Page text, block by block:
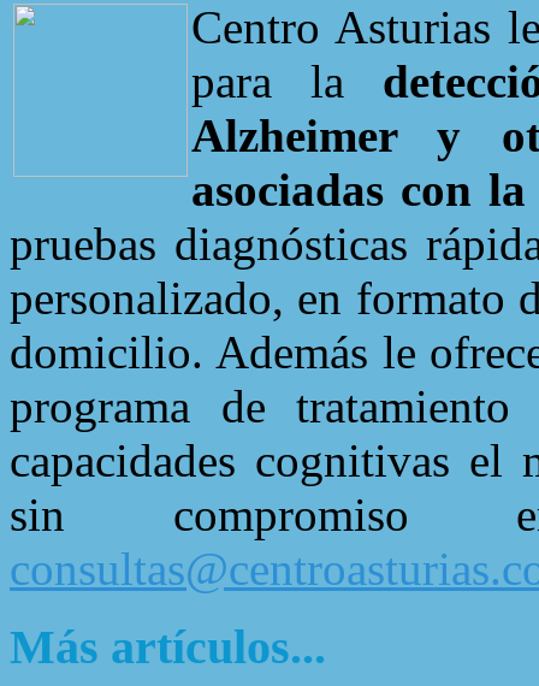
Centro Asturias
para la
Alzheimer y
asociadas con
pruebas diagnósticas
personalizado, en formato
domicilio. Además le
programa de tratamiento
capacidades cognitivas el
sin
Más artículos...